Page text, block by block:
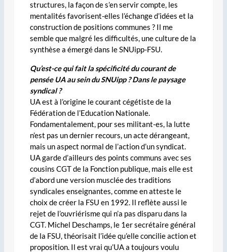
structures, la façon de s’en servir compte, les
mentalités favorisent-elles l’échange d’idées et la
construction de positions communes ? Il me
semble que malgré les difficultés, une culture de la
synthèse a émergé dans le SNUipp-FSU.
Qu’est-ce qui fait la spécificité du courant de
pensée UA au sein du SNUipp ? Dans le paysage
syndical ?
UA est à l’origine le courant cégétiste de la
Fédération de l’Education Nationale.
Fondamentalement, pour ses militant-es, la lutte
n’est pas un dernier recours, un acte dérangeant,
mais un aspect normal de l’action d’un syndicat.
UA garde d’ailleurs des points communs avec ses
cousins CGT de la Fonction publique, mais elle est
d’abord une version musclée des traditions
syndicales enseignantes, comme en atteste le
choix de créer la FSU en 1992. Il reflète aussi le
rejet de l’ouvriérisme qui n’a pas disparu dans la
CGT. Michel Deschamps, le 1er secrétaire général
de la FSU, théorisait l’idée qu’elle concilie action et
proposition. Il est vrai qu’UA a toujours voulu